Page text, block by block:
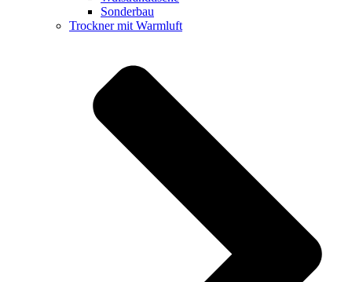
Sonderbau
Trockner mit Warmluft